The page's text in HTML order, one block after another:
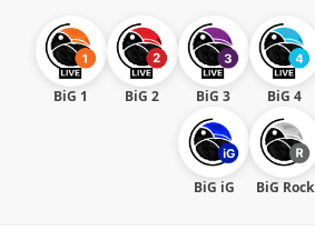
BiG 1 BiG 2 BiG 3 BiG 4
BiG iG BiG Rock